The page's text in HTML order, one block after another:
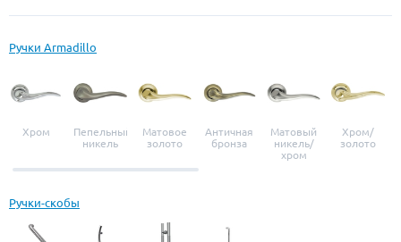
Ручки Armadillo
Хром
Пепельный
никель
Матовое
золото
Античная
бронза
Матовый
никель/
хром
Хром/
золото
Ручки-скобы